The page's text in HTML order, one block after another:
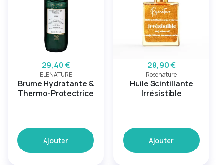
29,40 €
ELENATURE
Brume Hydratante &
Thermo-Protectrice
Ajouter
28,90 €
Rosenature
Huile Scintillante
Irrésistible
Ajouter